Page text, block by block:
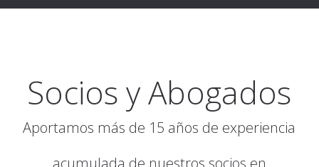
Socios y Abogados
Aportamos más de 15 años de experiencia